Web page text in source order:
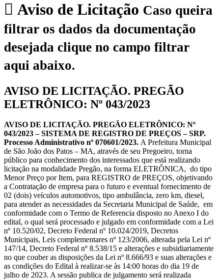
Aviso de Licitação Caso queira
filtrar os dados da documentação
desejada clique no campo filtrar
aqui abaixo.
AVISO DE LICITAÇÃO. PREGÃO
ELETRÔNICO: Nº 043/2023
AVISO DE LICITAÇÃO. PREGÃO ELETRÔNICO: Nº
043/2023 – SISTEMA DE REGISTRO DE PREÇOS – SRP.
Processo Administrativo nº 070601/2023. A Prefeitura Municipal
de São João dos Patos – MA, através de seu Pregoeiro, torna
público para conhecimento dos interessados que está realizando
licitação na modalidade Pregão, na forma ELETRÔNICA, do tipo
Menor Preço por Item, para REGISTRO de PREÇOS, objetivando
a Contratação de empresa para o futuro e eventual fornecimento de
02 (dois) veículos automotivos, tipo ambulância, zero km, diesel,
para atender as necessidades da Secretaria Municipal de Saúde, em
conformidade com o Termo de Referencia disposto no Anexo I do
edital, o qual será processado e julgado em conformidade com a Lei
nº 10.520/02, Decreto Federal nº 10.024/2019, Decretos
Municipais, Leis complementares nº 123/2006, alterada pela Lei nº
147/14, Decreto Federal nº 8.538/15 e alterações e subsidiariamente
no que couber as disposições da Lei nº 8.666/93 e suas alterações e
as condições do Edital à realizar-se às 14:00 horas do dia 19 de
julho de 2023. A sessão publica de julgamento será realizada